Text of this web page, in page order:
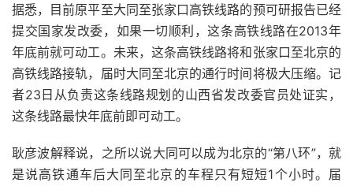
据悉，目前原平至大同至张家口高铁线路的预可研报告已经
提交国家发改委，如果一切顺利，这条高铁线路在2013年
年底前就可动工。未来，这条高铁线路将和张家口至北京的
高铁线路接轨，届时大同至北京的通行时间将极大压缩。记
者23日从负责这条线路规划的山西省发改委官员处证实，
这条线路最快年底前即可动工。
耿彦波解释说，之所以说大同可以成为北京的“第八环”，就
是说高铁通车后大同至北京的车程只有短短1个小时。届